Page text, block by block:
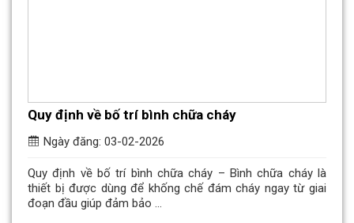
Quy định về bố trí bình chữa cháy
Ngày đăng: 03-02-2026
Quy định về bố trí bình chữa cháy – Bình chữa cháy là
thiết bị được dùng để khống chế đám cháy ngay từ giai
đoạn đầu giúp đảm bảo ...